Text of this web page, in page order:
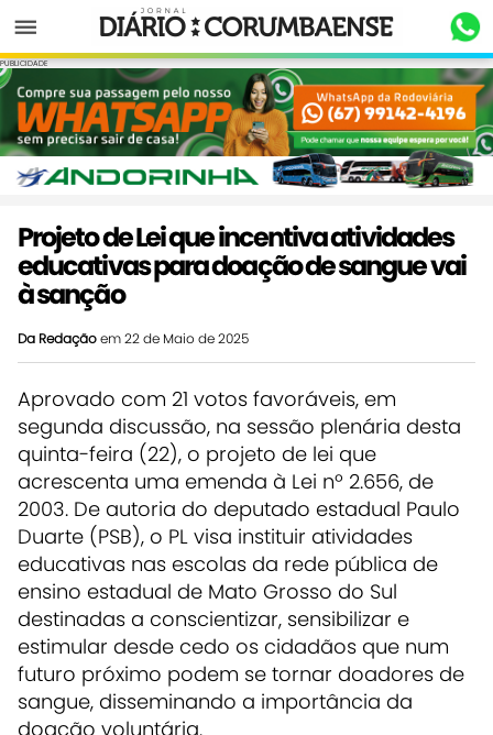
Menu
PUBLICIDADE
Projeto de Lei que incentiva atividades
educativas para doação de sangue vai
à sanção
Da Redaçãoem 22 de Maio de 2025
Aprovado com 21 votos favoráveis, em
segunda discussão, na sessão plenária desta
quinta-feira (22), o projeto de lei que
acrescenta uma emenda à Lei nº 2.656, de
2003. De autoria do deputado estadual Paulo
Duarte (PSB), o PL visa instituir atividades
educativas nas escolas da rede pública de
ensino estadual de Mato Grosso do Sul
destinadas a conscientizar, sensibilizar e
estimular desde cedo os cidadãos que num
futuro próximo podem se tornar doadores de
sangue, disseminando a importância da
doação voluntária.